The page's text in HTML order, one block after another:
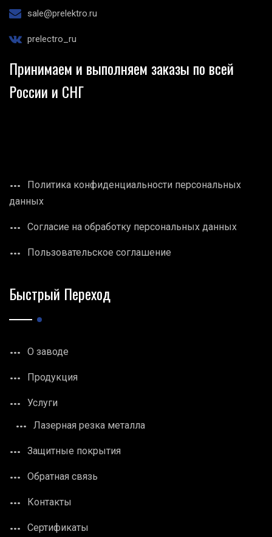
sale@prelektro.ru
prelectro_ru
Принимаем и выполняем заказы по всей
России и СНГ
Политика конфиденциальности персональных
данных
Согласие на обработку персональных данных
Пользовательское соглашение
Быстрый Переход
О заводе
Продукция
Услуги
Лазерная резка металла
Защитные покрытия
Обратная связь
Контакты
Сертификаты